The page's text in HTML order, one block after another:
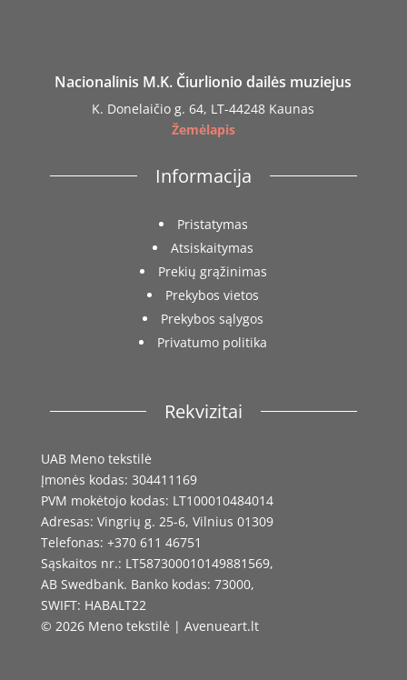
Nacionalinis M.K. Čiurlionio dailės muziejus
K. Donelaičio g. 64, LT-44248 Kaunas
Žemėlapis
Informacija
Pristatymas
Atsiskaitymas
Prekių grąžinimas
Prekybos vietos
Prekybos sąlygos
Privatumo politika
Rekvizitai
UAB Meno tekstilė
Įmonės kodas: 304411169
PVM mokėtojo kodas: LT100010484014
Adresas: Vingrių g. 25-6, Vilnius 01309
Telefonas: +370 611 46751
Sąskaitos nr.: LT587300010149881569,
AB Swedbank. Banko kodas: 73000,
SWIFT: HABALT22
© 2026 Meno tekstilė | Avenueart.lt